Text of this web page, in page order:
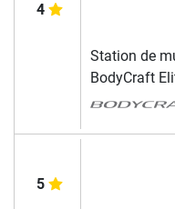
4
Station de
BodyCraft
5